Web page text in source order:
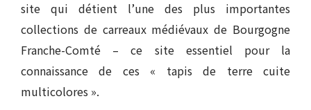
site qui détient l’une des plus importantes
collections de carreaux médiévaux de Bourgogne
Franche-Comté – ce site essentiel pour la
connaissance de ces « tapis de terre cuite
multicolores ».